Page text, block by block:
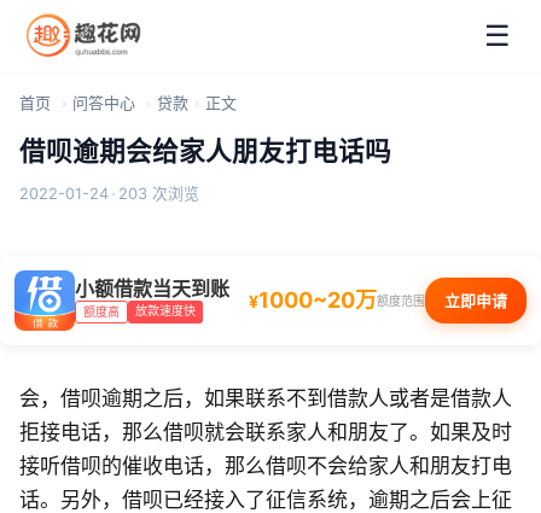
☰
首页 问答中心 贷款 正文
借呗逾期会给家人朋友打电话吗
2022-01-24 · 203 次浏览
小额借款当天到账
额度高 放款速度快 ¥1000~20万额度范围 立即申请
会，借呗逾期之后，如果联系不到借款人或者是借款人
拒接电话，那么借呗就会联系家人和朋友了。如果及时
接听借呗的催收电话，那么借呗不会给家人和朋友打电
话。另外，借呗已经接入了征信系统，逾期之后会上征